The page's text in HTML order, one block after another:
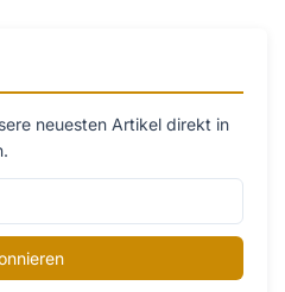
neuesten Artikel direkt in